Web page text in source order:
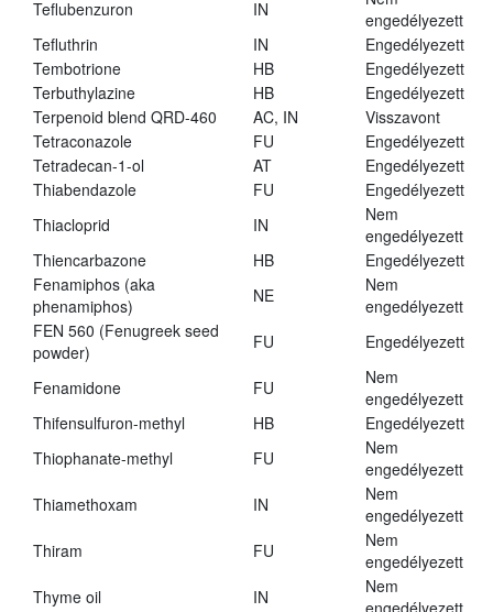
Teflubenzuron
IN
engedélyezett
Tefluthrin
IN
Engedélyezett
Tembotrione
HB
Engedélyezett
Terbuthylazine
HB
Engedélyezett
Terpenoid blend QRD-460
AC, IN
Visszavont
Tetraconazole
FU
Engedélyezett
Tetradecan-1-ol
AT
Engedélyezett
Thiabendazole
FU
Engedélyezett
Thiacloprid
IN
Nem
engedélyezett
Thiencarbazone
HB
Engedélyezett
Fenamiphos (aka
phenamiphos)
NE
Nem
engedélyezett
FEN 560 (Fenugreek seed
powder)
FU Engedélyezett
Fenamidone FU
Nem
engedélyezett
Thifensulfuron-methyl
HB
Engedélyezett
Thiophanate-methyl
FU
Nem
engedélyezett
Thiamethoxam
IN
Nem
engedélyezett
Thiram
FU
Nem
engedélyezett
Thyme oil
IN
Nem